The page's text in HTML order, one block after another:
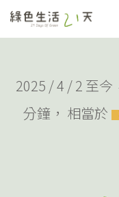
2025 / 4 / 2 至今
分鐘， 相當於